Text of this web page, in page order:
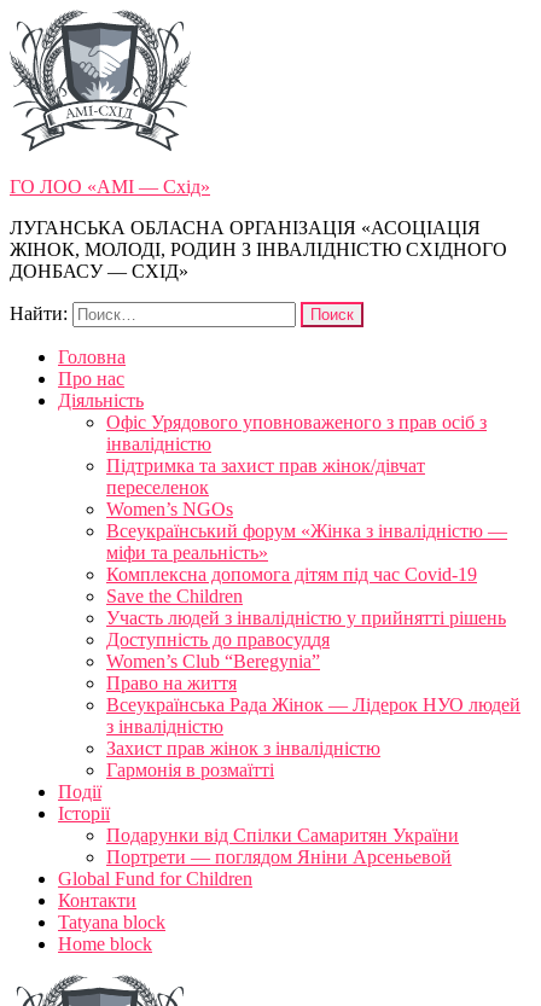
ГО ЛОО «АМІ — Схід»
ЛУГАНСЬКА ОБЛАСНА ОРГАНІЗАЦІЯ «АСОЦІАЦІЯ
ЖІНОК, МОЛОДІ, РОДИН З ІНВАЛІДНІСТЮ СХІДНОГО
ДОНБАСУ — СХІД»
Найти:
Головна
Про нас
Діяльність
Офіс Урядового уповноваженого з прав осіб з
інвалідністю
Підтримка та захист прав жінок/дівчат
переселенок
Women’s NGOs
Всеукраїнський форум «Жінка з інвалідністю —
міфи та реальність»
Комплексна допомога дітям під час Covid-19
Save the Children
Участь людей з інвалідністю у прийнятті рішень
Доступність до правосуддя
Women’s Club “Beregynia”
Право на життя
Всеукраїнська Рада Жінок — Лідерок НУО людей
з інвалідністю
Захист прав жінок з інвалідністю
Гармонія в розмаїтті
Події
Історії
Подарунки від Спілки Самаритян України
Портрети — поглядом Яніни Арсеньевой
Global Fund for Children
Контакти
Tatyana block
Home block